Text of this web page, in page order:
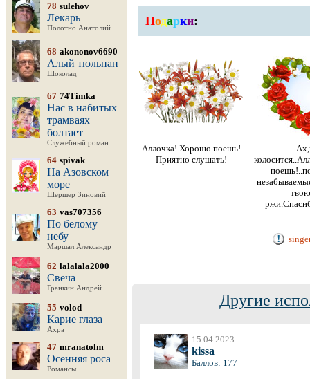
78 sulehov
Лекарь
Полотно Анатолий
68 akononov6690
Алый тюльпан
Шоколад
67 74Timka
Нас в набитых
трамваях
болтает
Служебный роман
64 spivak
На Азовском
море
Шершер Зиновий
63 vas707356
По белому
небу
Маршал Александр
62 lalalala2000
Свеча
Гранкин Андрей
55 volod
Карие глаза
Ахра
47 mranatolm
Осенняя роса
Романсы
Подарки:
Аллочка! Хорошо поешь!
Приятно слушать!
Другие
15.04.2023
kissa
Баллов: 177